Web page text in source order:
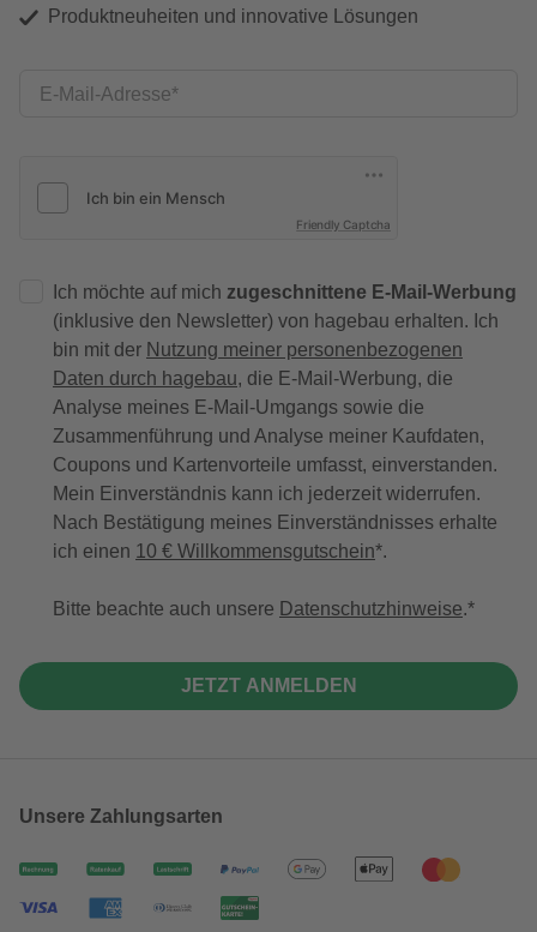
Produktneuheiten und innovative Lösungen
E-Mail-Adresse
Friendly Captcha
Ich möchte auf mich zugeschnittene E-Mail-Werbung
(inklusive den Newsletter) von hagebau erhalten. Ich
bin mit der Nutzung meiner personenbezogenen
Daten durch hagebau, die E-Mail-Werbung, die
Analyse meines E-Mail-Umgangs sowie die
Zusammenführung und Analyse meiner Kaufdaten,
Coupons und Kartenvorteile umfasst, einverstanden.
Mein Einverständnis kann ich jederzeit widerrufen.
Nach Bestätigung meines Einverständnisses erhalte
ich einen 10 € Willkommensgutschein*.
Bitte beachte auch unsere Datenschutzhinweise.
JETZT ANMELDEN
Unsere Zahlungsarten